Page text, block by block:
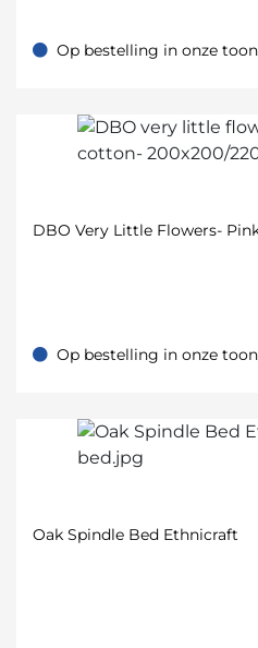
Op bestelling in onze
Op bestelling in onze
DBO Very Little Flowers-
Op bestelling in onze
Op bestelling in onze
Oak Spindle Bed Ethnicraft